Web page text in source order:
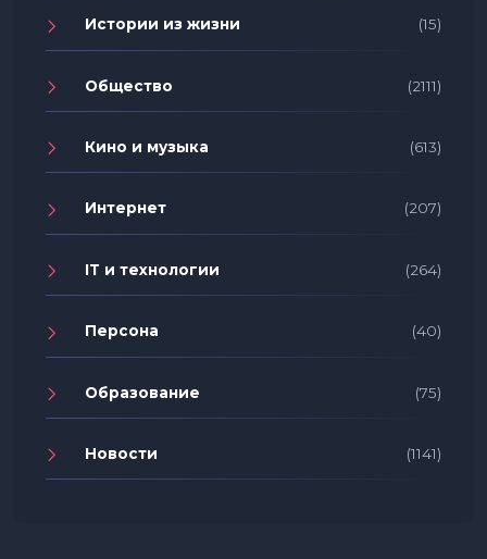
Истории из жизни (15)
Общество (2111)
Кино и музыка (613)
Интернет (207)
IT и технологии (264)
Персона (40)
Образование (75)
Новости (1141)